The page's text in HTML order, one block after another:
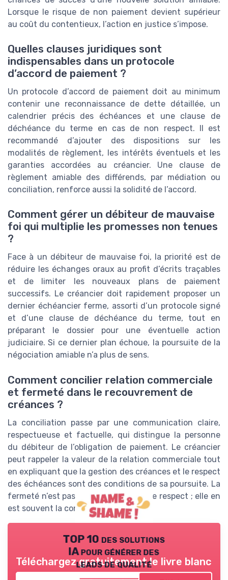
Lorsque le risque de non paiement devient supérieur
au coût du contentieux, l’action en justice s’impose.
Quelles clauses juridiques sont
indispensables dans un protocole
d’accord de paiement ?
Un protocole d’accord de paiement doit au minimum
contenir une reconnaissance de dette détaillée, un
calendrier précis des échéances et une clause de
déchéance du terme en cas de non respect. Il est
recommandé d’ajouter des dispositions sur les
modalités de règlement, les intérêts éventuels et les
garanties accordées au créancier. Une clause de
règlement amiable des différends, par médiation ou
conciliation, renforce aussi la solidité de l’accord.
Comment gérer un débiteur de mauvaise
foi qui multiplie les promesses non tenues
?
Face à un débiteur de mauvaise foi, la priorité est de
réduire les échanges oraux au profit d’écrits traçables
et de limiter les nouveaux plans de paiement
successifs. Le créancier doit rapidement proposer un
dernier échéancier ferme, assorti d’un protocole signé
et d’une clause de déchéance du terme, tout en
préparant le dossier pour une éventuelle action
judiciaire. Si ce dernier plan échoue, la poursuite de la
négociation amiable n’a plus de sens.
Comment concilier relation commerciale
et fermeté dans le recouvrement de
créances ?
La conciliation passe par une communication claire,
respectueuse et factuelle, qui distingue la personne
du débiteur de l’obligation de paiement. Le créancier
peut rappeler la valeur de la relation commerciale tout
en expliquant que la gestion des créances et le respect
des échéances sont des conditions de sa poursuite. La
fermeté n’est pas incompatible avec le respect ; elle en
est souvent la condition.
TOP 10 des solutions
IA pour générer des
leads de qualité
Téléchargez gratuitement le livre blanc